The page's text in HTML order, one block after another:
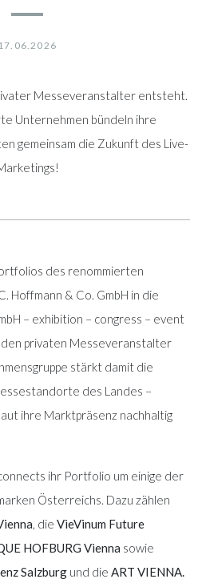
17.06.2026
Messeveranstalter entsteht.
Unternehmen bündeln ihre
gemeinsam die Zukunft des Live-
des renommierten
Hoffmann & Co. GmbH in die
– exhibition – congress – event
privaten Messeveranstalter
stärkt damit die
des Landes –
ihre Marktpräsenz nachhaltig
ihr Portfolio um einige der
Österreichs. Dazu zählen
, die VieVinum Future
HOFBURG Vienna sowie
Salzburg und die ART VIENNA.